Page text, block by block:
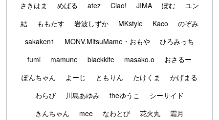
さきはま
めばる atez Ciao! JIMA ぽむ
ユン
結
ももたす 岩波しずか MKstyle Kaco
のぞみ
sakaken1
MONV.MitsuMame・おもや
ひろみっち
fumi
mamune blackkite masako.o
おさるー
ぽんちゃん
よーじ ともりん たけくま
かげまる
わらび
川島あゆみ theゆうこ
シーサイド
きんちゃん
mee なわとび 花火丸
霜月